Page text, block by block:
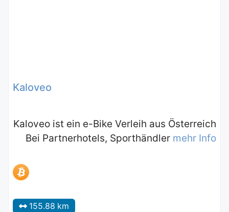
Kaloveo
Kaloveo ist ein e-Bike Verleih aus Österreich
Bei Partnerhotels, Sporthändler mehr Info
155.88 km